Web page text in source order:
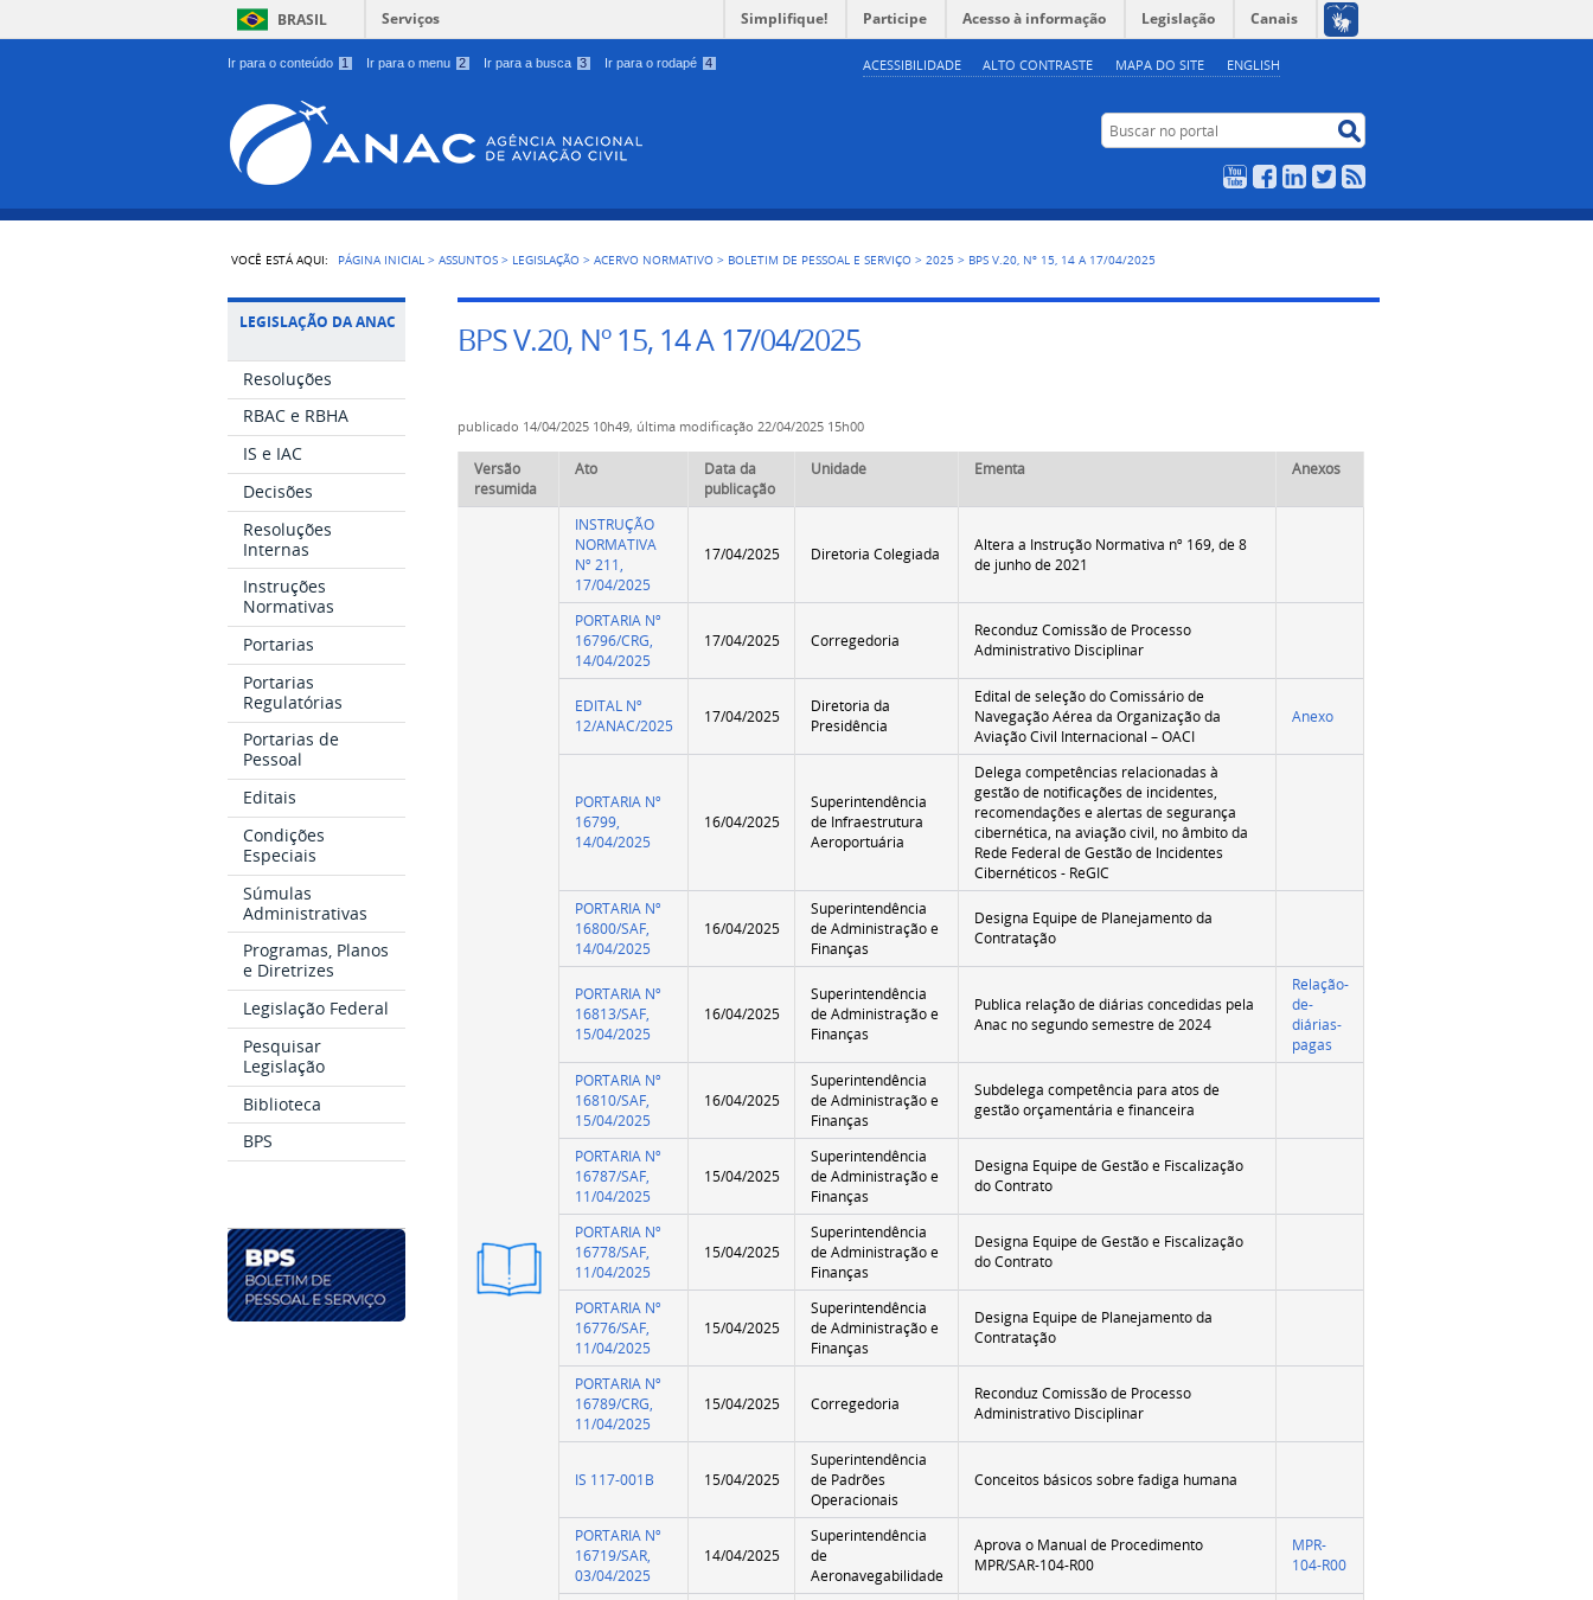
Ir para o conteúdo 1 Ir para o menu 2 Ir para a busca 3 Ir para o rodapé 4 ACESSIBILIDADE ALTO CONTRASTE MAPA DO SITE ENGLISH
BRASIL Serviços Simplifique! Participe Acesso à informação Legislação Canais
Buscar no portal
YouTubeFacebookLinkedIn
Twitter
VOCÊ ESTÁ AQUI: PÁGINA INICIAL >ASSUNTOS > LEGISLAÇÃO >ACERVO NORMATIVO > BOLETIM DE PESSOAL E SERVIÇO >2025 > BPS V.20, Nº 15, 14 A 17/04/2025
LEGISLAÇÃO DA ANAC
Resoluções
RBAC e RBHA
IS e IAC
Decisões
Resoluções
Internas
Instruções
Normativas
Portarias
Portarias
Regulatórias
Portarias de
Pessoal
Editais
Condições
Especiais
Súmulas
Administrativas
Programas, Planos
e Diretrizes
Legislação Federal
Pesquisar
Legislação
Biblioteca
BPS
BPS V.20, Nº 15, 14 A 17/04/2025
publicado 14/04/2025 10h49, última modificação 22/04/2025 15h00
Versão
resumida
Ato
Data da
publicação
Unidade Ementa Anexos
Versão
Resumida
INSTRUÇÃO
NORMATIVA
Nº 211,
17/04/2025
17/04/2025 Diretoria Colegiada
Altera a Instrução Normativa nº 169, de 8
de junho de 2021
PORTARIA Nº
16796/CRG,
14/04/2025
17/04/2025 Corregedoria
Reconduz Comissão de Processo
Administrativo Disciplinar
EDITAL Nº
12/ANAC/2025
17/04/2025
Diretoria da
Presidência
Edital de seleção do Comissário de
Navegação Aérea da Organização da
Aviação Civil Internacional – OACI
Anexo
PORTARIA Nº
16799,
14/04/2025
16/04/2025
Superintendência
de Infraestrutura
Aeroportuária
Delega competências relacionadas à
gestão de notificações de incidentes,
recomendações e alertas de segurança
cibernética, na aviação civil, no âmbito da
Rede Federal de Gestão de Incidentes
Cibernéticos - ReGIC
PORTARIA Nº
16800/SAF,
14/04/2025
16/04/2025
Superintendência
de Administração e
Finanças
Designa Equipe de Planejamento da
Contratação
PORTARIA Nº
16813/SAF,
15/04/2025
16/04/2025
Superintendência
de Administração e
Finanças
Publica relação de diárias concedidas pela
Anac no segundo semestre de 2024
Relação-
de-
diárias-
pagas
PORTARIA Nº
16810/SAF,
15/04/2025
16/04/2025
Superintendência
de Administração e
Finanças
Subdelega competência para atos de
gestão orçamentária e financeira
PORTARIA Nº
16787/SAF,
11/04/2025
15/04/2025
Superintendência
de Administração e
Finanças
Designa Equipe de Gestão e Fiscalização
do Contrato
PORTARIA Nº
16778/SAF,
11/04/2025
15/04/2025
Superintendência
de Administração e
Finanças
Designa Equipe de Gestão e Fiscalização
do Contrato
PORTARIA Nº
16776/SAF,
11/04/2025
15/04/2025
Superintendência
de Administração e
Finanças
Designa Equipe de Planejamento da
Contratação
PORTARIA Nº
16789/CRG,
11/04/2025
15/04/2025 Corregedoria
Reconduz Comissão de Processo
Administrativo Disciplinar
IS 117-001B 15/04/2025
Superintendência
de Padrões
Operacionais
Conceitos básicos sobre fadiga humana
PORTARIA Nº
16719/SAR,
03/04/2025
14/04/2025
Superintendência
de
Aeronavegabilidade
Aprova o Manual de Procedimento
MPR/SAR-104-R00
MPR-
104-R00